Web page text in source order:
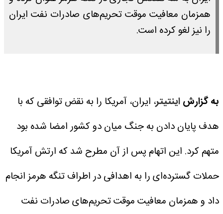
همزمان معافیت موقت تحریم‌های صادرات نفت ایران
را نیز لغو کرده است.
به گزارشاینتیتر، ایران، آمریکا را به نقض توافقی که با
هدف پایان دادن به جنگ میان دو کشور امضا شده بود
متهم کرد. این اتهام پس از آن مطرح شد که ارتش آمریکا
حملات گسترده‌ای را به اهدافی در اطراف تنگه هرمز انجام
داد و همزمان معافیت موقت تحریم‌های صادرات نفت